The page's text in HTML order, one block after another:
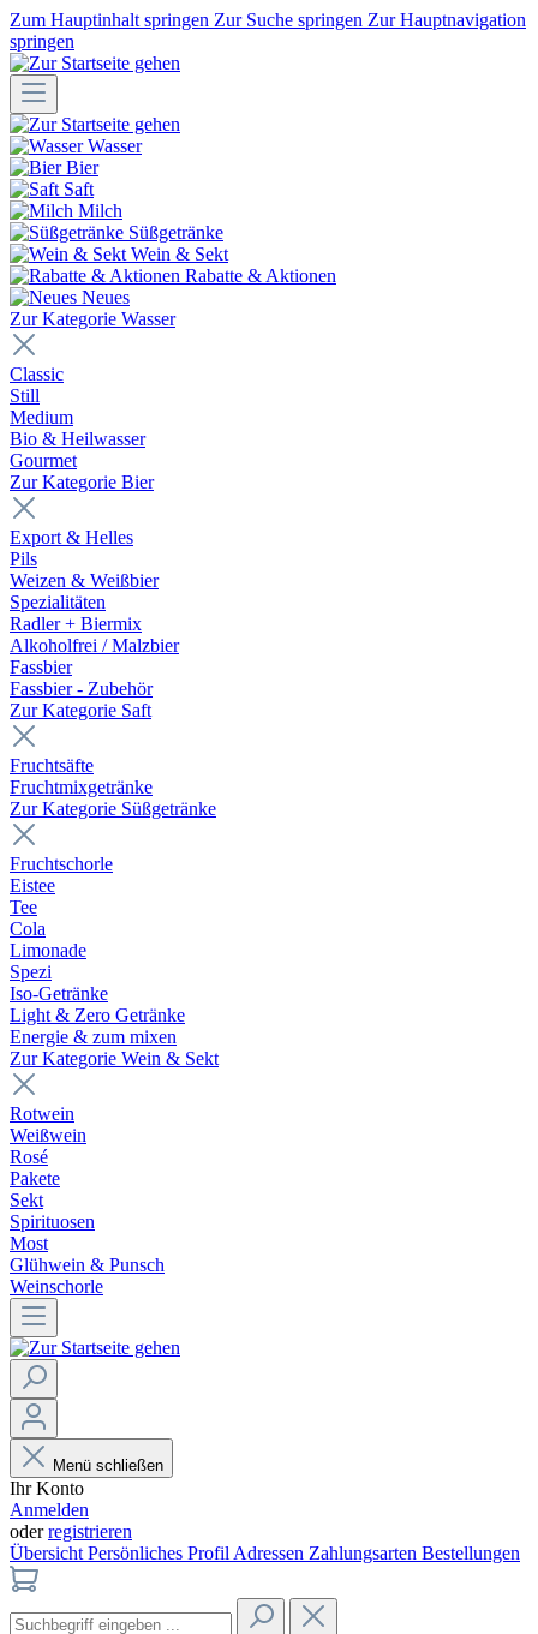
Zum Hauptinhalt springen Zur Suche springen Zur Hauptnavigation
springen
Wasser
Bier
Saft
Milch
Süßgetränke
Wein & Sekt
Rabatte & Aktionen
Neues
Zur Kategorie Wasser
Classic
Still
Medium
Bio & Heilwasser
Gourmet
Zur Kategorie Bier
Export & Helles
Pils
Weizen & Weißbier
Spezialitäten
Radler + Biermix
Alkoholfrei / Malzbier
Fassbier
Fassbier - Zubehör
Zur Kategorie Saft
Fruchtsäfte
Fruchtmixgetränke
Zur Kategorie Süßgetränke
Fruchtschorle
Eistee
Tee
Cola
Limonade
Spezi
Iso-Getränke
Light & Zero Getränke
Energie & zum mixen
Zur Kategorie Wein & Sekt
Rotwein
Weißwein
Rosé
Pakete
Sekt
Spirituosen
Most
Glühwein & Punsch
Weinschorle
Menü schließen
Ihr Konto
Anmelden
oderregistrieren
Übersicht Persönliches Profil Adressen Zahlungsarten Bestellungen